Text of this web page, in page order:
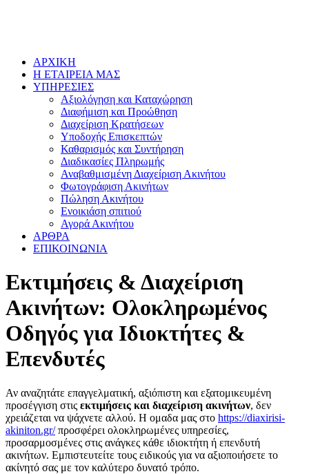
ΑΡΧΙΚΗ
Η ΕΤΑΙΡΕΙΑ ΜΑΣ
ΥΠΗΡΕΣΙΕΣ
Αξιολόγηση και Καταχώρηση
Διαφήμιση και Προώθηση
Διαχείριση Κρατήσεων
Υποδοχής Επισκεπτών
Καθαρισμός και Συντήρηση
Διαδικασίες Πληρωμής
Αναβαθμισμένη Διαχείριση Ακινήτου
Φωτογράφιση Ακινήτων
Πώληση Ακινήτου
Ενοικιάση σπιτιού
Αγορά Ακινήτου
ΑΡΘΡΑ
ΕΠΙΚΟΙΝΩΝΙΑ
Εκτιμήσεις & Διαχείριση
Ακινήτων: Ολοκληρωμένος
Οδηγός για Ιδιοκτήτες &
Επενδυτές
Αν αναζητάτε επαγγελματική, αξιόπιστη και εξατομικευμένη
προσέγγιση στις εκτιμήσεις και διαχείριση ακινήτων, δεν
χρειάζεται να ψάχνετε αλλού. Η ομαδα μας στο https://diaxirisi-
akiniton.gr/προσφέρει ολοκληρωμένες υπηρεσίες,
προσαρμοσμένες στις ανάγκες κάθε ιδιοκτήτη ή επενδυτή
ακινήτων. Εμπιστευτείτε τους ειδικούς για να αξιοποιήσετε το
ακίνητό σας με τον καλύτερο δυνατό τρόπο.